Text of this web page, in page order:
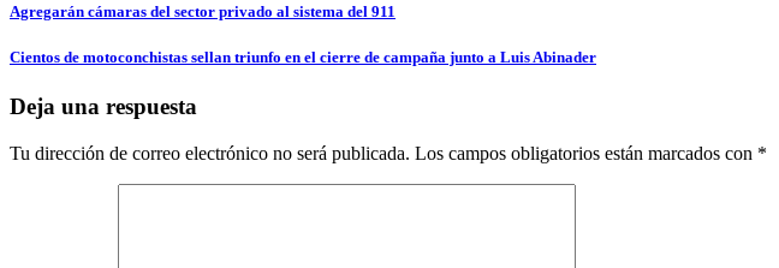
Navegación
de
Agregarán cámaras del sector privado al sistema del 911
Cientos de motoconchistas sellan triunfo en el cierre de campaña junto a Luis Abinader
Deja una respuesta
Tu dirección de correo electrónico no será publicada. Los campos obligatorios están marcados con *